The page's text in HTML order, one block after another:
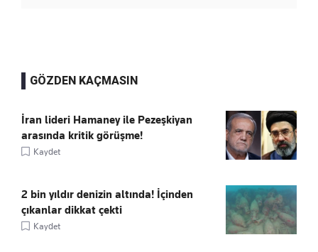
GÖZDEN KAÇMASIN
İran lideri Hamaney ile Pezeşkiyan
arasında kritik görüşme!
Kaydet
2 bin yıldır denizin altında! İçinden
çıkanlar dikkat çekti
Kaydet